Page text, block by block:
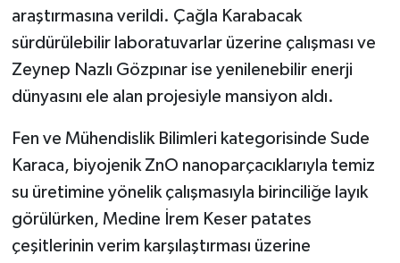
araştırmasına verildi. Çağla Karabacak
sürdürülebilir laboratuvarlar üzerine çalışması ve
Zeynep Nazlı Gözpınar ise yenilenebilir enerji
dünyasını ele alan projesiyle mansiyon aldı.
Fen ve Mühendislik Bilimleri kategorisinde Sude
Karaca, biyojenik ZnO nanoparçacıklarıyla temiz
su üretimine yönelik çalışmasıyla birinciliğe layık
görülürken, Medine İrem Keser patates
çeşitlerinin verim karşılaştırması üzerine